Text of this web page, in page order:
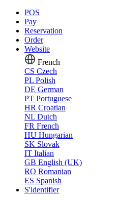
POS
Pay
Reservation
Order
Website
French
CS Czech
PL Polish
DE German
PT Portuguese
HR Croatian
NL Dutch
FR French
HU Hungarian
SK Slovak
IT Italian
GB English (UK)
RO Romanian
ES Spanish
S'identifier